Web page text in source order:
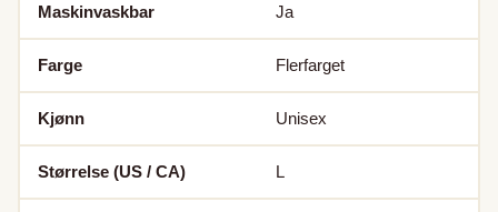
Maskinvaskbar Ja
Farge Flerfarget
Kjønn Unisex
Størrelse (US / CA) L